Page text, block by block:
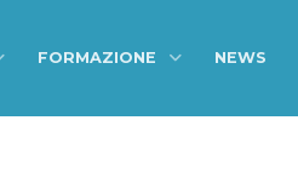
FORMAZIONE NEWS